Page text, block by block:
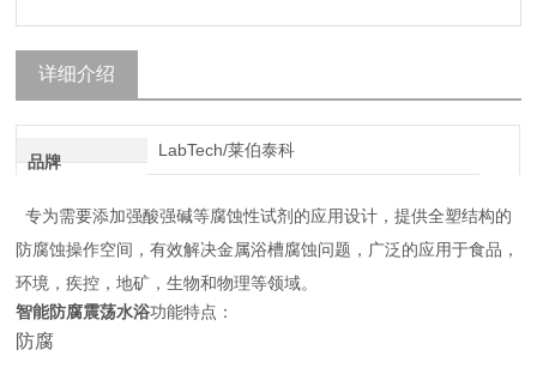
详细介绍
品牌
LabTech/莱伯泰科
专为需要添加强酸强碱等腐蚀性试剂的应用设计，提供全塑结构的
防腐蚀操作空间，有效解决金属浴槽腐蚀问题，广泛的应用于食品，
环境，疾控，地矿，生物和物理等领域。
智能防腐震荡水浴功能特点：
防腐